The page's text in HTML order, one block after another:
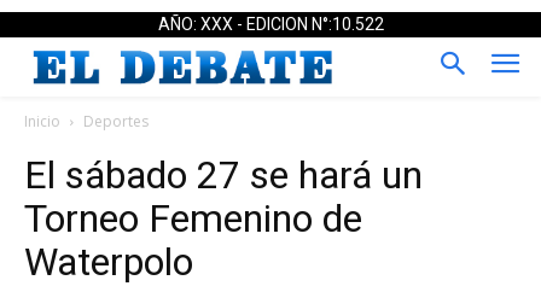
AÑO: XXX - EDICION N°:10.522
Inicio Deportes
El sábado 27 se hará un
Torneo Femenino de
Waterpolo